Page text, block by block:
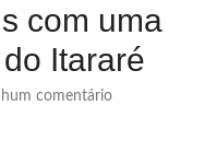
com uma
Itararé
comentário